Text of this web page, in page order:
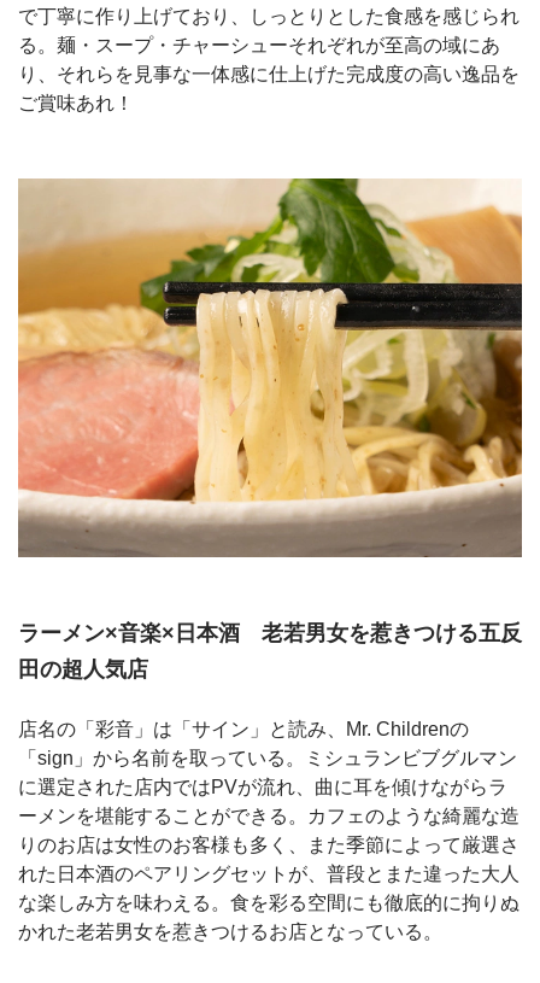
で丁寧に作り上げており、しっとりとした食感を感じられ
る。麺・スープ・チャーシューそれぞれが至高の域にあ
り、それらを見事な一体感に仕上げた完成度の高い逸品を
ご賞味あれ！
ラーメン×音楽×日本酒 老若男女を惹きつける五反
田の超人気店
店名の「彩音」は「サイン」と読み、Mr. Childrenの
「sign」から名前を取っている。ミシュランビブグルマン
に選定された店内ではPVが流れ、曲に耳を傾けながらラ
ーメンを堪能することができる。カフェのような綺麗な造
りのお店は女性のお客様も多く、また季節によって厳選さ
れた日本酒のペアリングセットが、普段とまた違った大人
な楽しみ方を味わえる。食を彩る空間にも徹底的に拘りぬ
かれた老若男女を惹きつけるお店となっている。